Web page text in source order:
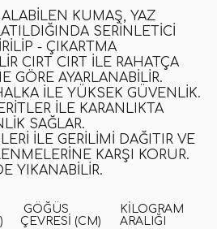
ALABILEN KUMAŞ, YAZ
SERINLETICI
- ÇIKARTMA
CIRT CIRT ILE RAHATÇA
GÖRE AYARLANABILIR.
ILE YÜKSEK GÜVENLIK.
ILE KARANLIKTA
SAĞLAR.
ILE GERILIMI DAĞITIR VE
KARŞI KORUR.
YIKANABILIR.
GÖĞÜS
ÇEVRESI (CM)
KILOGRAM
ARALIĞI